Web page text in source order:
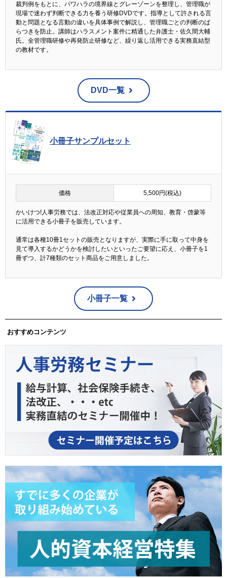
裁判例をもとに、パワハラの境界線とグレーゾーンを整理し、管理職が
現場で迷わず判断できる力を養う研修DVDです。指導として許される言
動と問題となる言動の違いを具体事例で解説し、管理職ごとの判断のば
らつきを防止。講師はハラスメント案件に精通した弁護士・佐久間大輔
氏。全管理職研修や再発防止研修など、繰り返し活用できる実務直結型
の教材です。
DVD一覧
小冊子サンプルセット
価格 5,500円(税込)
かいけつ!人事労務では、法改正対応や従業員への周知、教育・啓蒙等
に活用できる小冊子を販売しています。
通常は各種10冊1セットの販売となりますが、実際に手に取って中身を
見て導入するかどうかを検討したいといったご要望に応え、小冊子を1
冊ずつ、計7種類のセット商品をご用意しました。
小冊子一覧
おすすめコンテンツ